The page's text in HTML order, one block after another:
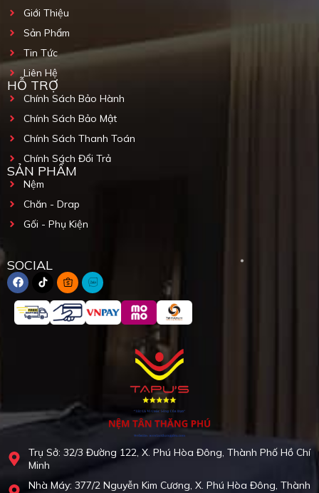
Trụ Sở: 32/3 Đường 122, X. Phú Hòa Đông, Thành Phố Hồ Chí
Minh
Nhà Máy: 377/2 Nguyễn Kim Cương, X. Phú Hòa Đông, Thành
Giới Thiệu
Sản Phẩm
Tin Tức
Liên Hệ
HỖ TRỢ
Chính Sách Bảo Hành
Chính Sách Bảo Mật
Chính Sách Thanh Toán
Chính Sách Đổi Trả
SẢN PHẨM
Nệm
Chăn - Drap
Gối - Phụ Kiện
SOCIAL